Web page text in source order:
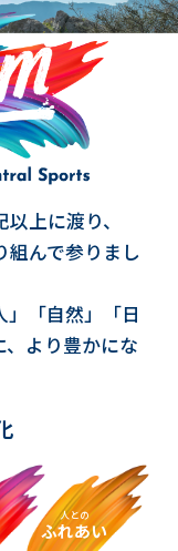
上に渡り、
組んで参りまし
」「自然」「日
より豊かにな
人との
ふれあい